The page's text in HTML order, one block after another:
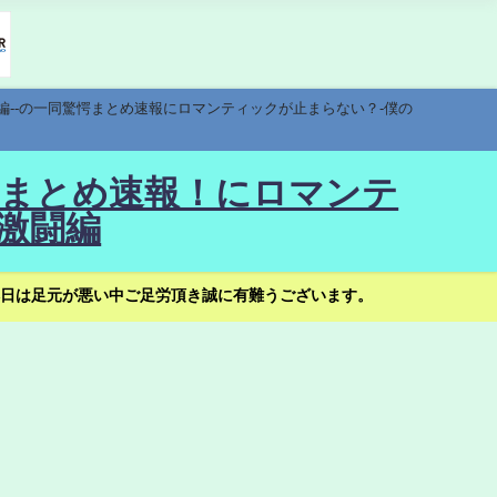
の一同驚愕まとめ速報にロマンティックが止まらない？-僕の
とめ速報！にロマンテ
闘編
足元が悪い中ご足労頂き誠に有難うございます。